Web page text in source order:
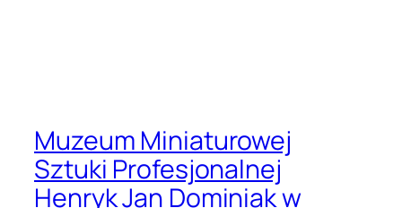
Muzeum Miniaturowej
Sztuki Profesjonalnej
Henryk Jan Dominiak w